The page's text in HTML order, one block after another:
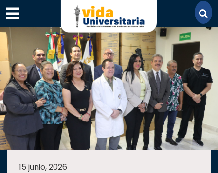
×
SECCIONES
ACADEMIA
15 junio, 2026